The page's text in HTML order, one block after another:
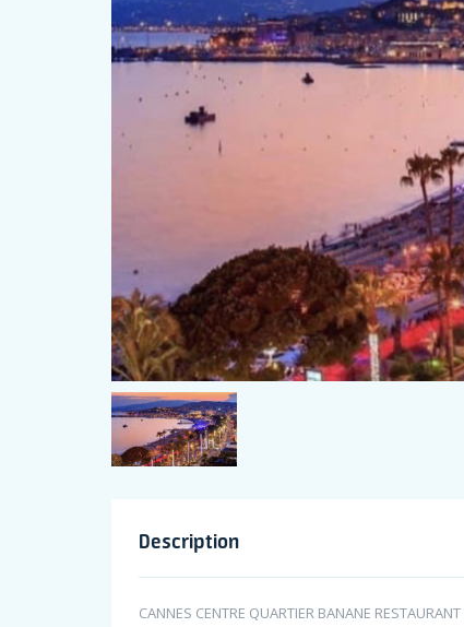
Description
CANNES CENTRE QUARTIER BANANE